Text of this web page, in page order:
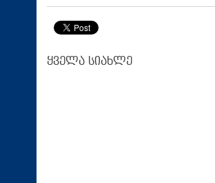
ყველა სიახლე